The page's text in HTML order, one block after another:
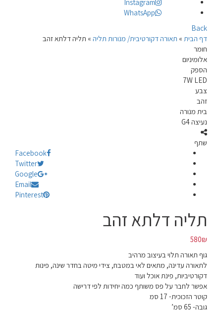
Instagram
WhatsApp
Back
דף הבית » תאורה דקורטיבית/ מנורות תליה » תליה דלתא זהב
חומר
אלומיניום
הספק
7W LED
צבע
זהב
בית מנורה
נעיצה G4
שתף
Facebook
Twitter
Google
Email
Pinterest
תליה דלתא זהב
580₪
גוף תאורה תלוי בעיצוב מרהיב
לתאורה עדינה, מתאים לאי במטבח, צידי מיטה בחדר שינה, פינות
דקורטיביות, פינת אוכל ועוד
אפשר לחבר על פס משותף כמה יחידות לפי דרישה
קוטר הזכוכית- 17 סמ
גובה- 65 סמ’